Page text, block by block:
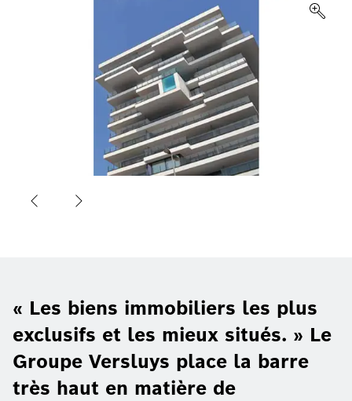
« Les biens immobiliers les plus
exclusifs et les mieux situés. » Le
Groupe Versluys place la barre
très haut en matière de